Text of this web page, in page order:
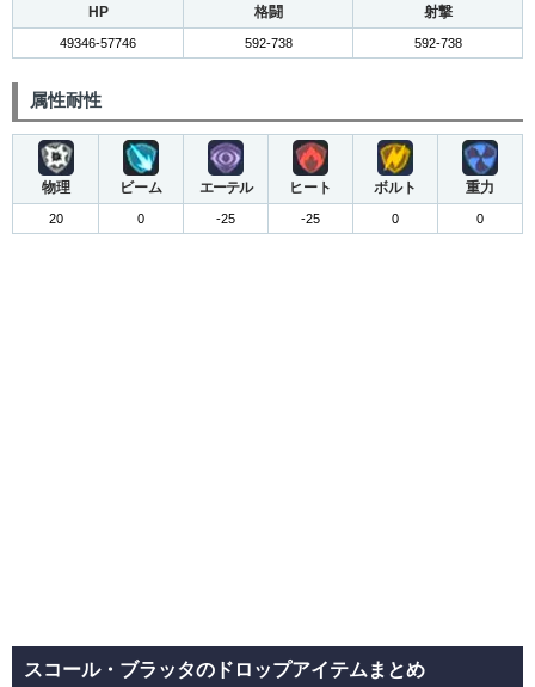
HP 格闘 射撃
49346-57746 592-738 592-738
属性耐性
物理 ビーム エーテル ヒート ボルト 重力
20 0 -25 -25 0 0
スコール・ブラッタのドロップアイテムまとめ